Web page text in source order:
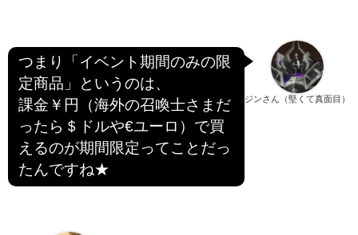
ジンさん（堅くて真面目）
つまり「イベント期間のみの限
定商品」というのは、
課金￥円（海外の召喚士さまだ
ったら＄ドルや€ユーロ）で買
えるのが期間限定ってことだっ
たんですね★